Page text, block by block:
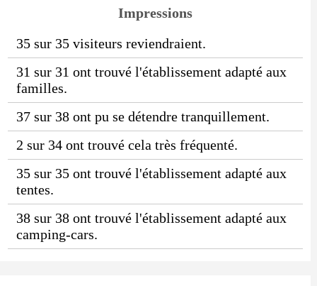
Impressions
35 sur 35 visiteurs reviendraient.
31 sur 31 ont trouvé l'établissement adapté aux
familles.
37 sur 38 ont pu se détendre tranquillement.
2 sur 34 ont trouvé cela très fréquenté.
35 sur 35 ont trouvé l'établissement adapté aux
tentes.
38 sur 38 ont trouvé l'établissement adapté aux
camping-cars.